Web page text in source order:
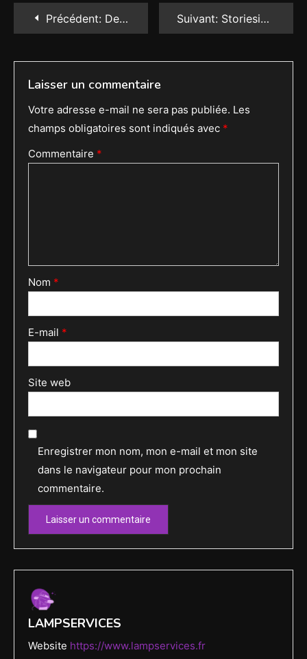
Navigation
l’article
Précédent: Dentifrices sans substances toxiques : 5 options familiales à comparer avant d’acheter Suivant: Storiesig : voir les stories Instagram incognito sans laisser de trace ni compte
Laisser un commentaire
Votre adresse e-mail ne sera pas publiée. Les
champs obligatoires sont indiqués avec *
Commentaire *
Nom *
E-mail *
Site web
Enregistrer mon nom, mon e-mail et mon site
dans le navigateur pour mon prochain
commentaire.
LAMPSERVICES
Website https://www.lampservices.fr